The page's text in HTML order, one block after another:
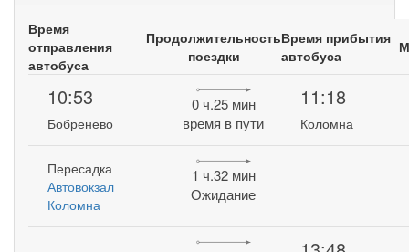
Время
отправления
автобуса
Продолжительность
поездки
Время прибытия
автобуса
10:53
Бобренево
0 ч.25 мин
время в пути
11:18
Коломна
Пересадка
Автовокзал
Коломна
1 ч.32 мин
Ожидание